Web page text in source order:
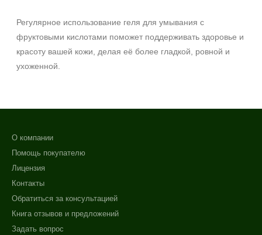
Показать еще
Область применения
Веки
Объём
Ингредиенты
AHA-кислоты
Регулярное использование геля для умывания с
фруктовыми кислотами поможет поддерживать здоровье и
красоту вашей кожи, делая её более гладкой, ровной и
ухоженной.
О компании
Помощь покупателю
Лицензия
Контакты
Обратиться за консультацией
Книга отзывов и предложений
Задать вопрос